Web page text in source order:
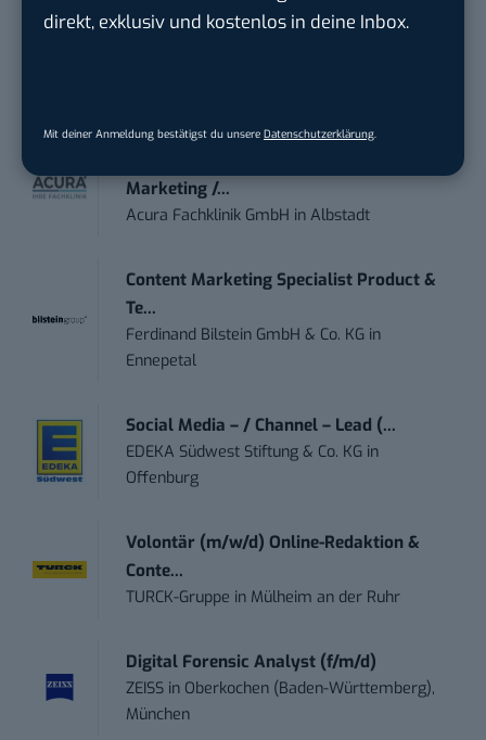
direkt, exklusiv und kostenlos in deine Inbox.
Mit deiner Anmeldung bestätigst du unsere Datenschutzerklärung
Marketing /...
Acura Fachklinik GmbH inAlbstadt
Content Marketing Specialist Product &
Te...
Ferdinand Bilstein GmbH & Co. KG in
Ennepetal
Social Media – / Channel – Lead (...
EDEKA Südwest Stiftung & Co. KG in
Offenburg
Volontär (m/w/d) Online-Redaktion &
Conte...
TURCK-Gruppe in Mülheim an der Ruhr
Digital Forensic Analyst (f/m/d)
ZEISS in Oberkochen (Baden-Württemberg),
München